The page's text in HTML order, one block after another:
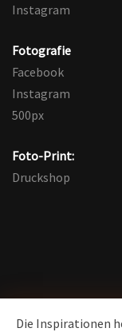
Die Inspirationen
Instagram
Fotografie
Facebook
Instagram
500px
Foto-Print:
Druckshop